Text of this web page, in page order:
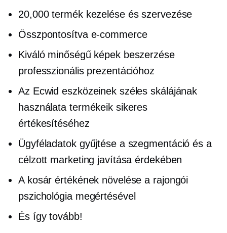
20,000 termék kezelése és szervezése
Összpontosítva e-commerce
Kiváló minőségű képek beszerzése
professzionális prezentációhoz
Az Ecwid eszközeinek széles skálájának
használata termékeik sikeres
értékesítéséhez
Ügyféladatok gyűjtése a szegmentáció és a
célzott marketing javítása érdekében
A kosár értékének növelése a rajongói
pszichológia megértésével
És így tovább!